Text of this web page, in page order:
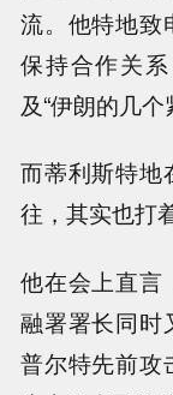
流。他特地致
保持合作关
及“伊朗的几个
而蒂利斯特地
往，其实也打
他在会上直言
融署署长同时
普尔特先前攻